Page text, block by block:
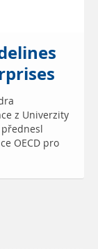
z Univerzity
OECD pro